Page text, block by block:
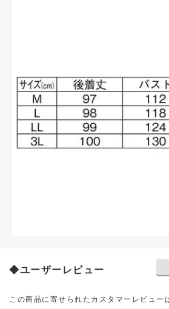
◆ユーザーレビュー
この商品に寄せられたカスタマーレビュー